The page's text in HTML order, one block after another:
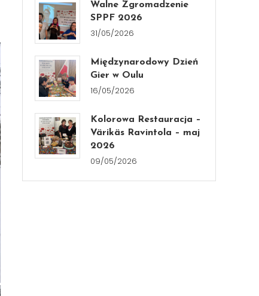
Walne Zgromadzenie
SPPF 2026
31/05/2026
Międzynarodowy Dzień
Gier w Oulu
16/05/2026
Kolorowa Restauracja –
Värikäs Ravintola – maj
2026
09/05/2026